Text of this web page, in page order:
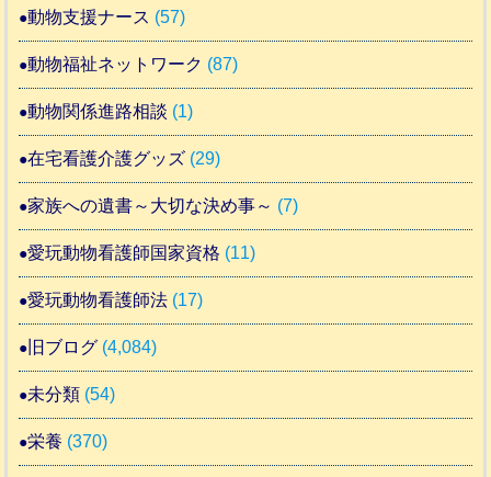
動物支援ナース (57)
動物福祉ネットワーク (87)
動物関係進路相談 (1)
在宅看護介護グッズ (29)
家族への遺書～大切な決め事～ (7)
愛玩動物看護師国家資格 (11)
愛玩動物看護師法 (17)
旧ブログ (4,084)
未分類 (54)
栄養 (370)